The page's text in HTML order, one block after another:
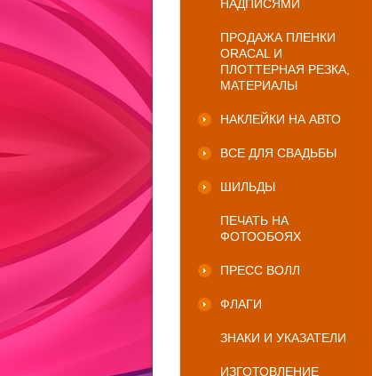
НАДПИСЯМИ
ПРОДАЖА ПЛЕНКИ
ORACAL И
ПЛОТТЕРНАЯ РЕЗКА,
МАТЕРИАЛЫ
НАКЛЕЙКИ НА АВТО
ВСЕ ДЛЯ СВАДЬБЫ
ШИЛЬДЫ
ПЕЧАТЬ НА
ФОТООБОЯХ
ПРЕСС ВОЛЛ
ФЛАГИ
ЗНАКИ И УКАЗАТЕЛИ
ИЗГОТОВЛЕНИЕ